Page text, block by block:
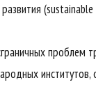
проблем